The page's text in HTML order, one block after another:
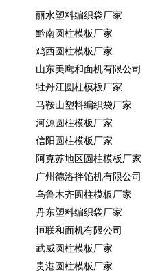
丽水塑料编织袋厂家
黔南圆柱模板厂家
鸡西圆柱模板厂家
山东美鹰和面机有限公司
牡丹江圆柱模板厂家
马鞍山塑料编织袋厂家
河源圆柱模板厂家
信阳圆柱模板厂家
阿克苏地区圆柱模板厂家
广州德洛拌馅机有限公司
乌鲁木齐圆柱模板厂家
丹东塑料编织袋厂家
恒联和面机有限公司
武威圆柱模板厂家
贵港圆柱模板厂家